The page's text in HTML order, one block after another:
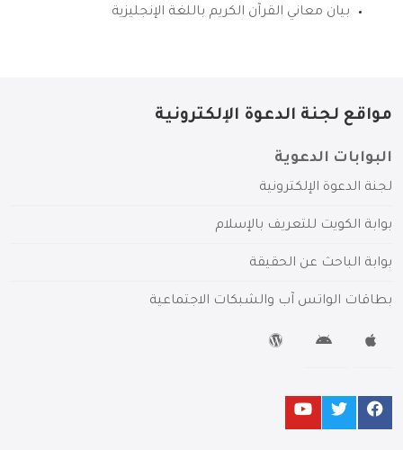
بيان معاني القرآن الكريم باللغة الإنجليزية
مواقع لجنة الدعوة الإلكترونية
البوابات الدعوية
لجنة الدعوة الإلكترونية
بوابة الكويت للتعريف بالإسلام
بوابة الباحث عن الحقيقة
بطاقات الواتس آب والشبكات الاجتماعية